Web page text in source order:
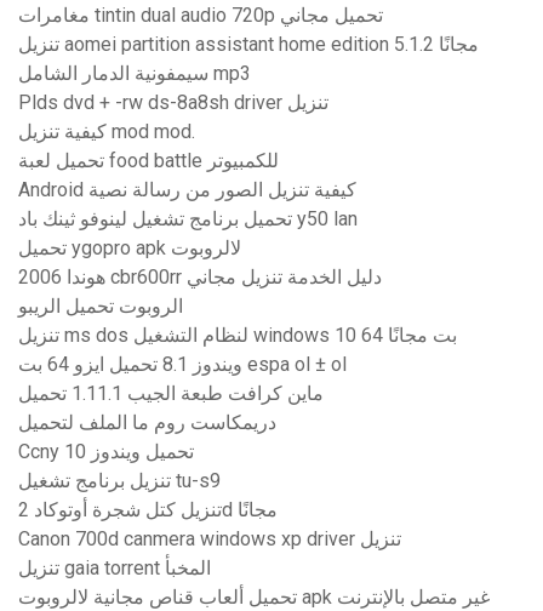
مغامرات tintin dual audio 720p تحميل مجاني
تنزيل aomei partition assistant home edition 5.1.2 مجانًا
سيمفونية الدمار الشامل mp3
Plds dvd + -rw ds-8a8sh driver تنزيل
كيفية تنزيل mod mod.
تحميل لعبة food battle للكمبيوتر
Android كيفية تنزيل الصور من رسالة نصية
تحميل برنامج تشغيل لينوفو ثينك باد y50 lan
تحميل ygopro apk لالروبوت
2006 هوندا cbr600rr دليل الخدمة تنزيل مجاني
الروبوت تحميل الريبو
تنزيل ms dos لنظام التشغيل windows 10 64 بت مجانًا
ويندوز 8.1 تحميل ايزو 64 بت espa ol ± ol
ماين كرافت طبعة الجيب 1.11.1 تحميل
دريمكاست روم ما الملف لتحميل
Ccny تحميل ويندوز 10
تنزيل برنامج تشغيل tu-s9
تنزيل كتل شجرة أوتوكاد 2d مجانًا
Canon 700d canmera windows xp driver تنزيل
تنزيل gaia torrent المخبأ
تحميل ألعاب قناص مجانية لالروبوت apk غير متصل بالإنترنت